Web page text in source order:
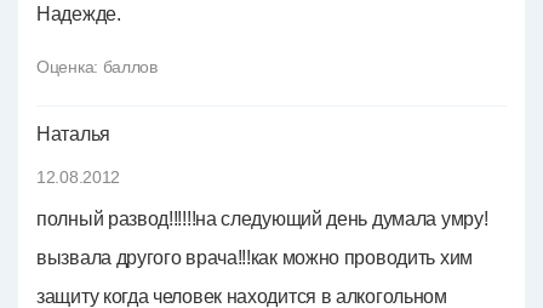
Надежде.
Оценка: баллов
Наталья
12.08.2012
полный развод!!!!!!на следующий день думала умру!
вызвала другого врача!!!как можно проводить хим
защиту когда человек находится в алкогольном